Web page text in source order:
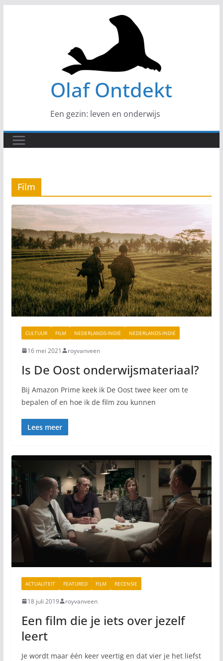
Olaf Ontdekt
Een gezin: leven en onderwijs
Film
CULTUUR FILM NEDERLANDS-INDIË NEDERLANDS-INDIË
16 mei 2021 royvanveen
Is De Oost onderwijsmateriaal?
Bij Amazon Prime keek ik De Oost twee keer om te
bepalen of en hoe ik de film zou kunnen
Lees meer
ACTUALITEIT FEATURED FILM RECENSIE
18 juli 2019 royvanveen
Een film die je iets over jezelf
leert
Je wordt maar één keer veertig en dat vier je het liefst